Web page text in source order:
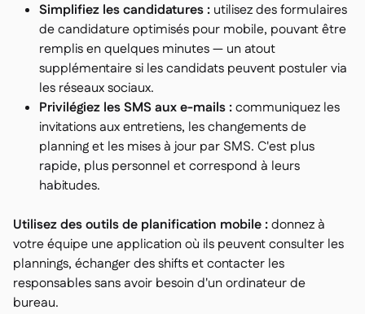
Simplifiez les candidatures : utilisez des formulaires
de candidature optimisés pour mobile, pouvant être
remplis en quelques minutes — un atout
supplémentaire si les candidats peuvent postuler via
les réseaux sociaux.
Privilégiez les SMS aux e-mails :communiquez les
invitations aux entretiens, les changements de
planning et les mises à jour par SMS. C'est plus
rapide, plus personnel et correspond à leurs
habitudes.
Utilisez des outils de planification mobile :donnez à
votre équipe une application où ils peuvent consulter les
plannings, échanger des shifts et contacter les
responsables sans avoir besoin d'un ordinateur de
bureau.